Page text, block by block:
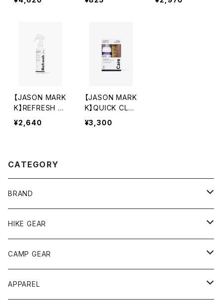
EANER
【JASON MARK
K】REFRESH S
PRAY
¥2,640
【JASON MARK
K】QUICK CLEA
N KIT
¥3,300
CATEGORY
BRAND
andwander
ANOBA
AO COOLERS
HIKE GEAR
テント、シェルター
バックパック
CAMP GEAR
テント、タープ
APPAREL